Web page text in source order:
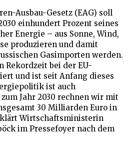
Ausbau-Gesetz (EAG) soll
einhundert Prozent seines
Energie – aus Sonne, Wind,
produzieren und damit
Gasimporten werden.
Rekordzeit bei der EU-
und ist seit Anfang dieses
ist auch
Jahr 2030 rechnen wir mit
30 Milliarden Euro in
Wirtschaftsministerin
im Pressefoyer nach dem